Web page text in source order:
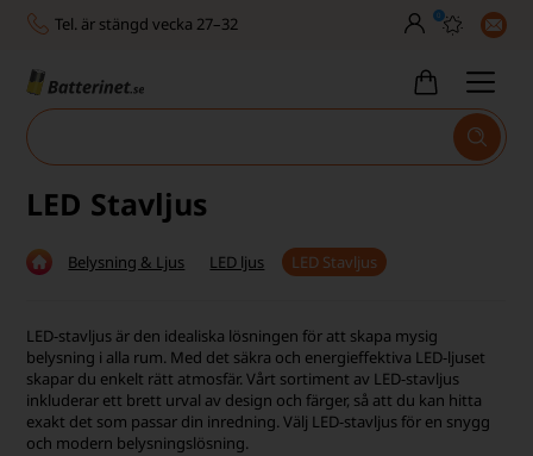
Tel. är stängd vecka 27–32
Snabb leverans - 1-3 dagar
Inga dolda avgifter
Fasta låga priser
Bra Trustscore
0
LED Stavljus
Belysning & Ljus LED ljus LED Stavljus
LED-stavljus är den idealiska lösningen för att skapa mysig
belysning i alla rum. Med det säkra och energieffektiva LED-ljuset
skapar du enkelt rätt atmosfär. Vårt sortiment av LED-stavljus
inkluderar ett brett urval av design och färger, så att du kan hitta
exakt det som passar din inredning. Välj LED-stavljus för en snygg
och modern belysningslösning.